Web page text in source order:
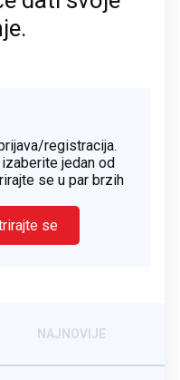
registracija.
jedan od
se u par brzih
se
NAJNOVIJE